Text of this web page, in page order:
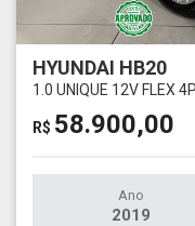
HYUNDAI HB20
1.0 UNIQUE 12V FLEX
R$ 58.900,00
Ano
2019